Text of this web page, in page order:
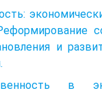
и
в